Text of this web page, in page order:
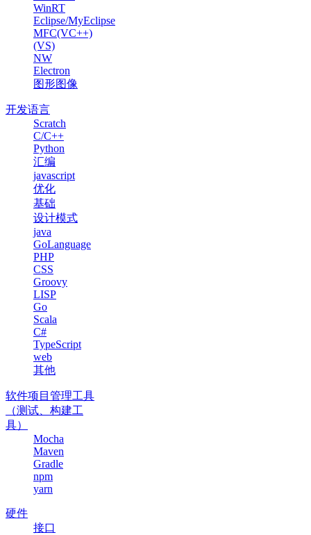
WinRT
Eclipse/MyEclipse
MFC(VC++)
(VS)
NW
Electron
图形图像
开发语言
Scratch
C/C++
Python
汇编
javascript
优化
基础
设计模式
java
GoLanguage
PHP
CSS
Groovy
LISP
Go
Scala
C#
TypeScript
web
其他
软件项目管理工具
（测试、构建工
具）
Mocha
Maven
Gradle
npm
yarn
硬件
接口